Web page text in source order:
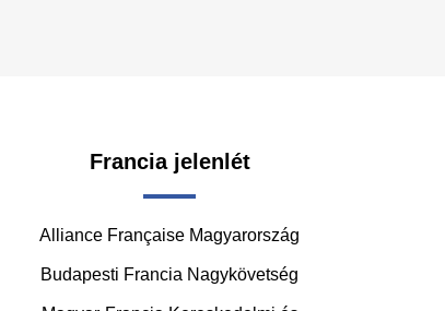
Francia jelenlét
Alliance Française Magyarország
Budapesti Francia Nagykövetség